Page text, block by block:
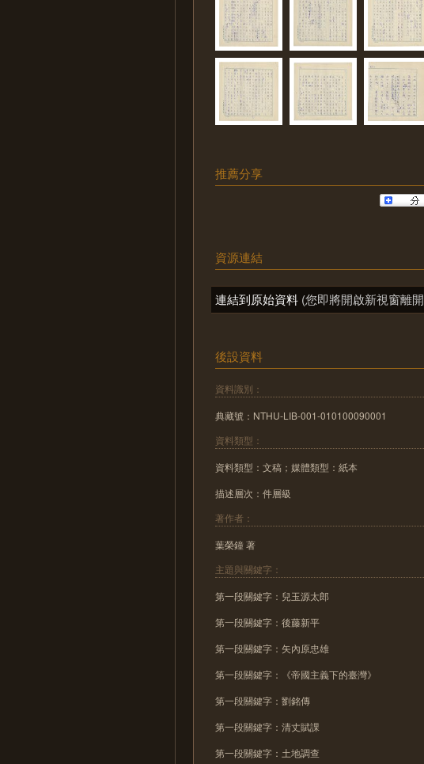
推薦分享
資源連結
連結到原始資料 (您即將開啟新視窗離
後設資料
資料識別：
典藏號：NTHU-LIB-001-010100090001
資料類型：
資料類型：文稿；媒體類型：紙本
描述層次：件層級
著作者：
葉榮鐘 著
主題與關鍵字：
第一段關鍵字：兒玉源太郎
第一段關鍵字：後藤新平
第一段關鍵字：矢內原忠雄
第一段關鍵字：《帝國主義下的臺灣》
第一段關鍵字：劉銘傳
第一段關鍵字：清丈賦課
第一段關鍵字：土地調查